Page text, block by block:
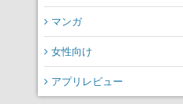
マンガ
女性向け
アプリレビュー